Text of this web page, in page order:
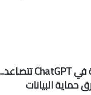
مخاوف الخصوصية في ChatGPT تتصاعد..
البيانات